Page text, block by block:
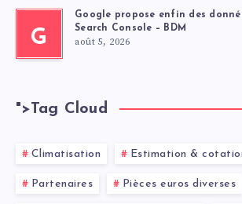
G
Google propose enfin des
Search Console – BDM
août 5, 2026
">Tag Cloud
Climatisation Estimation &
Partenaires Pièces euros diverses